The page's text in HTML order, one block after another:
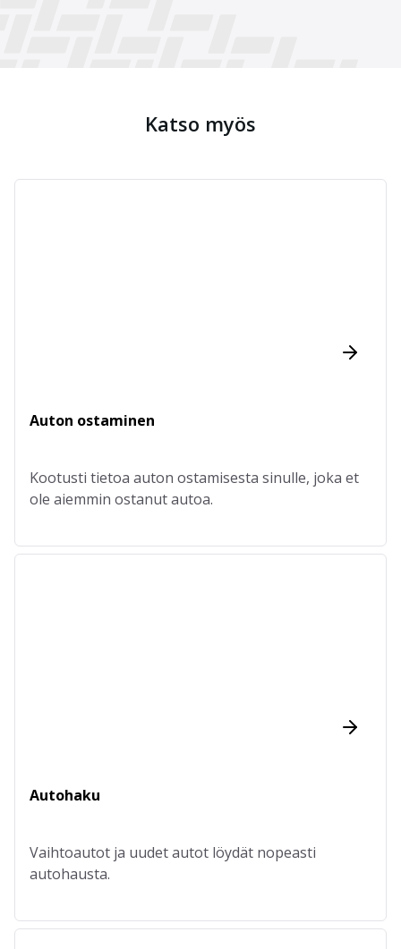
Katso myös
Auton ostaminen
Kootusti tietoa auton ostamisesta sinulle, joka et
ole aiemmin ostanut autoa.
Autohaku
Vaihtoautot ja uudet autot löydät nopeasti
autohausta.